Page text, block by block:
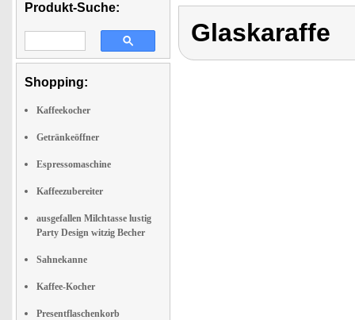
Produkt-Suche:
Shopping:
Kaffeekocher
Getränkeöffner
Espressomaschine
Kaffeezubereiter
ausgefallen Milchtasse lustig
Party Design witzig Becher
Sahnekanne
Kaffee-Kocher
Presentflaschenkorb
Glaskaraffe